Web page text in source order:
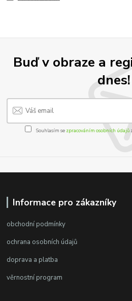
Buď v obraze a
dnes!
Souhlasím se zpracováním osobních údajů
Informace pro zákazníky
obchodní podmínky
ochrana osobních údajů
doprava a platba
věrnostní program